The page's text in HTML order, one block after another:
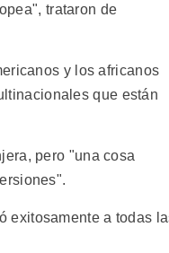
trataron de
y los africanos
que están
pero "una cosa
exitosamente a todas